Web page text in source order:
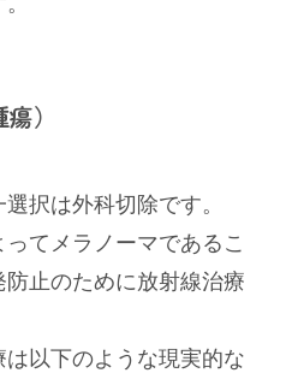
）
択は外科切除です。
てメラノーマであるこ
止のために放射線治療
以下のような現実的な